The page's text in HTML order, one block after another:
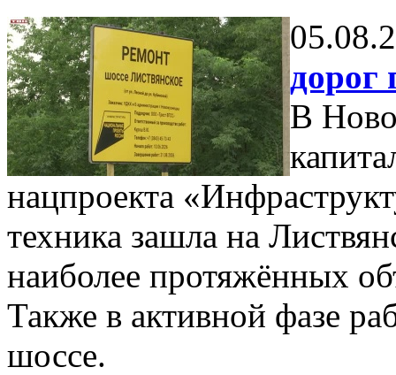
дорог
В
нацпроекта
техника зашла на
наиболее протяжённых
Также в активной фазе
шоссе.